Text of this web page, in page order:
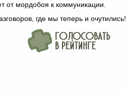
от мордобоя к коммуникации.
где мы теперь и очутились!